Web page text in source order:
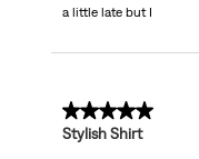
a little late but I
5 sur 5 étoiles.
Stylish Shirt